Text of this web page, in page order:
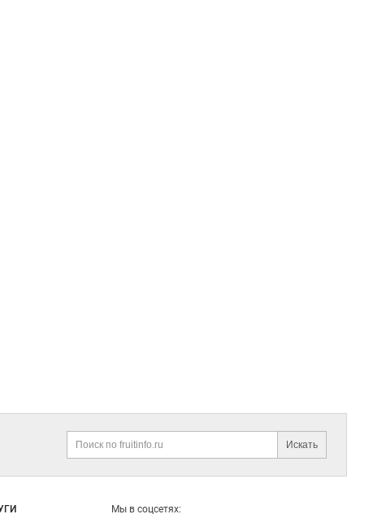
Искать
Мы в соцсетях: